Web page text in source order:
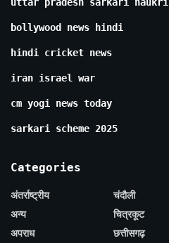
uttar pradesh sarkari naukri
bollywood news hindi
hindi cricket news
iran israel war
cm yogi news today
sarkari scheme 2025
Categories
अंतर्राष्ट्रीय
अन्य
अपराध
चंदौली
चित्रकूट
छत्तीसगढ़